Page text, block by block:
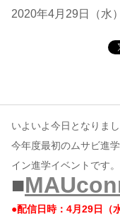
2020年4月29日（水）
いよいよ今日となりまし
今年度最初のムサビ進
イン進学イベントです。
■
●配信日時：4月29日（
お問い合わせ